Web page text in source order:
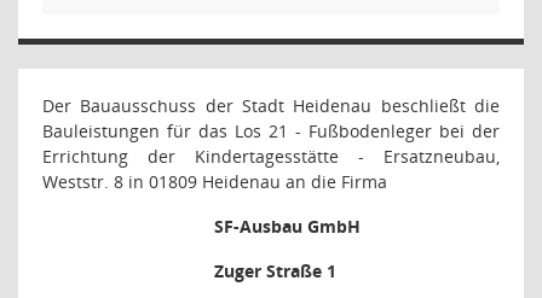
Der Bauausschuss der Stadt Heidenau beschließt die
Bauleistungen für das Los 21 - Fußbodenleger bei der
Errichtung der Kindertagesstätte - Ersatzneubau,
Weststr. 8 in 01809 Heidenau an die Firma
SF-Ausbau GmbH
Zuger Straße 1